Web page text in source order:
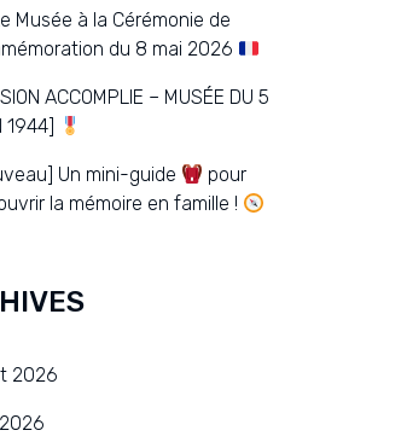
Musée à la Cérémonie de
du 8 mai 2026
ACCOMPLIE – MUSÉE DU 5
1944]
Un mini-guide
pour
la mémoire en famille !
2026